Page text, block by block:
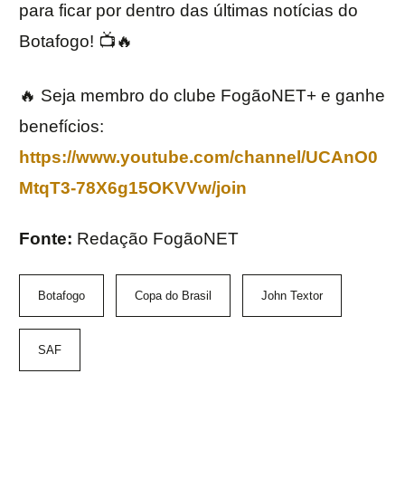
para ficar por dentro das últimas notícias do
Botafogo! 📺🔥
🔥 Seja membro do clube FogãoNET+ e ganhe
benefícios:
https://www.youtube.com/channel/UCAnO0
MtqT3-78X6g15OKVVw/join
Fonte: Redação FogãoNET
Botafogo Copa do Brasil John Textor
SAF